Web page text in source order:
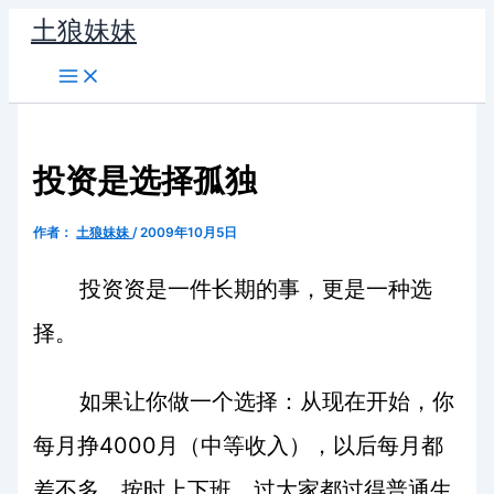
容
土狼妹妹
投资是选择孤独
作者： 土狼妹妹/2009年10月5日
投资资是一件长期的事，更是一种选
择。
如果让你做一个选择：从现在开始，你
每月挣4000 月（中等收入），以后每月都